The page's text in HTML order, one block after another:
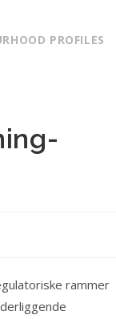
PROFILES
rammer